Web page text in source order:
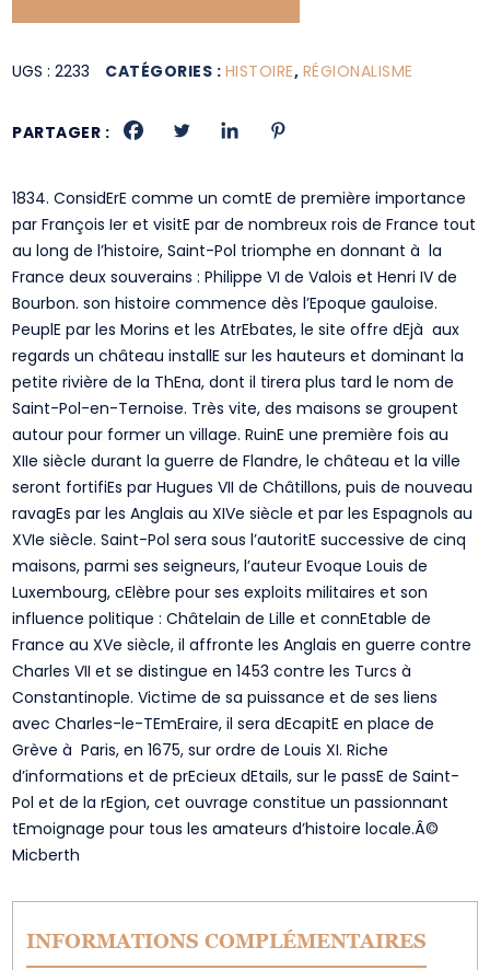
UGS :2233 CATÉGORIES : HISTOIRE, RÉGIONALISME
PARTAGER :
1834. ConsidErE comme un comtE de première importance
par François Ier et visitE par de nombreux rois de France tout
au long de l’histoire, Saint-Pol triomphe en donnant à la
France deux souverains : Philippe VI de Valois et Henri IV de
Bourbon. son histoire commence dès l’Epoque gauloise.
PeuplE par les Morins et les AtrEbates, le site offre dEjà aux
regards un château installE sur les hauteurs et dominant la
petite rivière de la ThEna, dont il tirera plus tard le nom de
Saint-Pol-en-Ternoise. Très vite, des maisons se groupent
autour pour former un village. RuinE une première fois au
XIIe siècle durant la guerre de Flandre, le château et la ville
seront fortifiEs par Hugues VII de Châtillons, puis de nouveau
ravagEs par les Anglais au XIVe siècle et par les Espagnols au
XVIe siècle. Saint-Pol sera sous l’autoritE successive de cinq
maisons, parmi ses seigneurs, l’auteur Evoque Louis de
Luxembourg, cElèbre pour ses exploits militaires et son
influence politique : Châtelain de Lille et connEtable de
France au XVe siècle, il affronte les Anglais en guerre contre
Charles VII et se distingue en 1453 contre les Turcs à
Constantinople. Victime de sa puissance et de ses liens
avec Charles-le-TEmEraire, il sera dEcapitE en place de
Grève à Paris, en 1675, sur ordre de Louis XI. Riche
d’informations et de prEcieux dEtails, sur le passE de Saint-
Pol et de la rEgion, cet ouvrage constitue un passionnant
tEmoignage pour tous les amateurs d’histoire locale.Â©
Micberth
INFORMATIONS COMPLÉMENTAIRES